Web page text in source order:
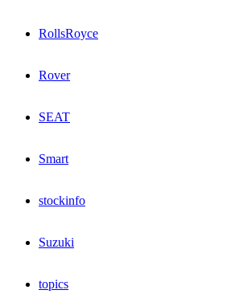
RollsRoyce
Rover
SEAT
Smart
stockinfo
Suzuki
topics